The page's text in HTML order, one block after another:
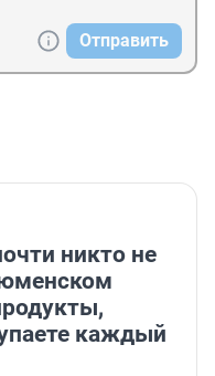
Отправить
никто не
каждый